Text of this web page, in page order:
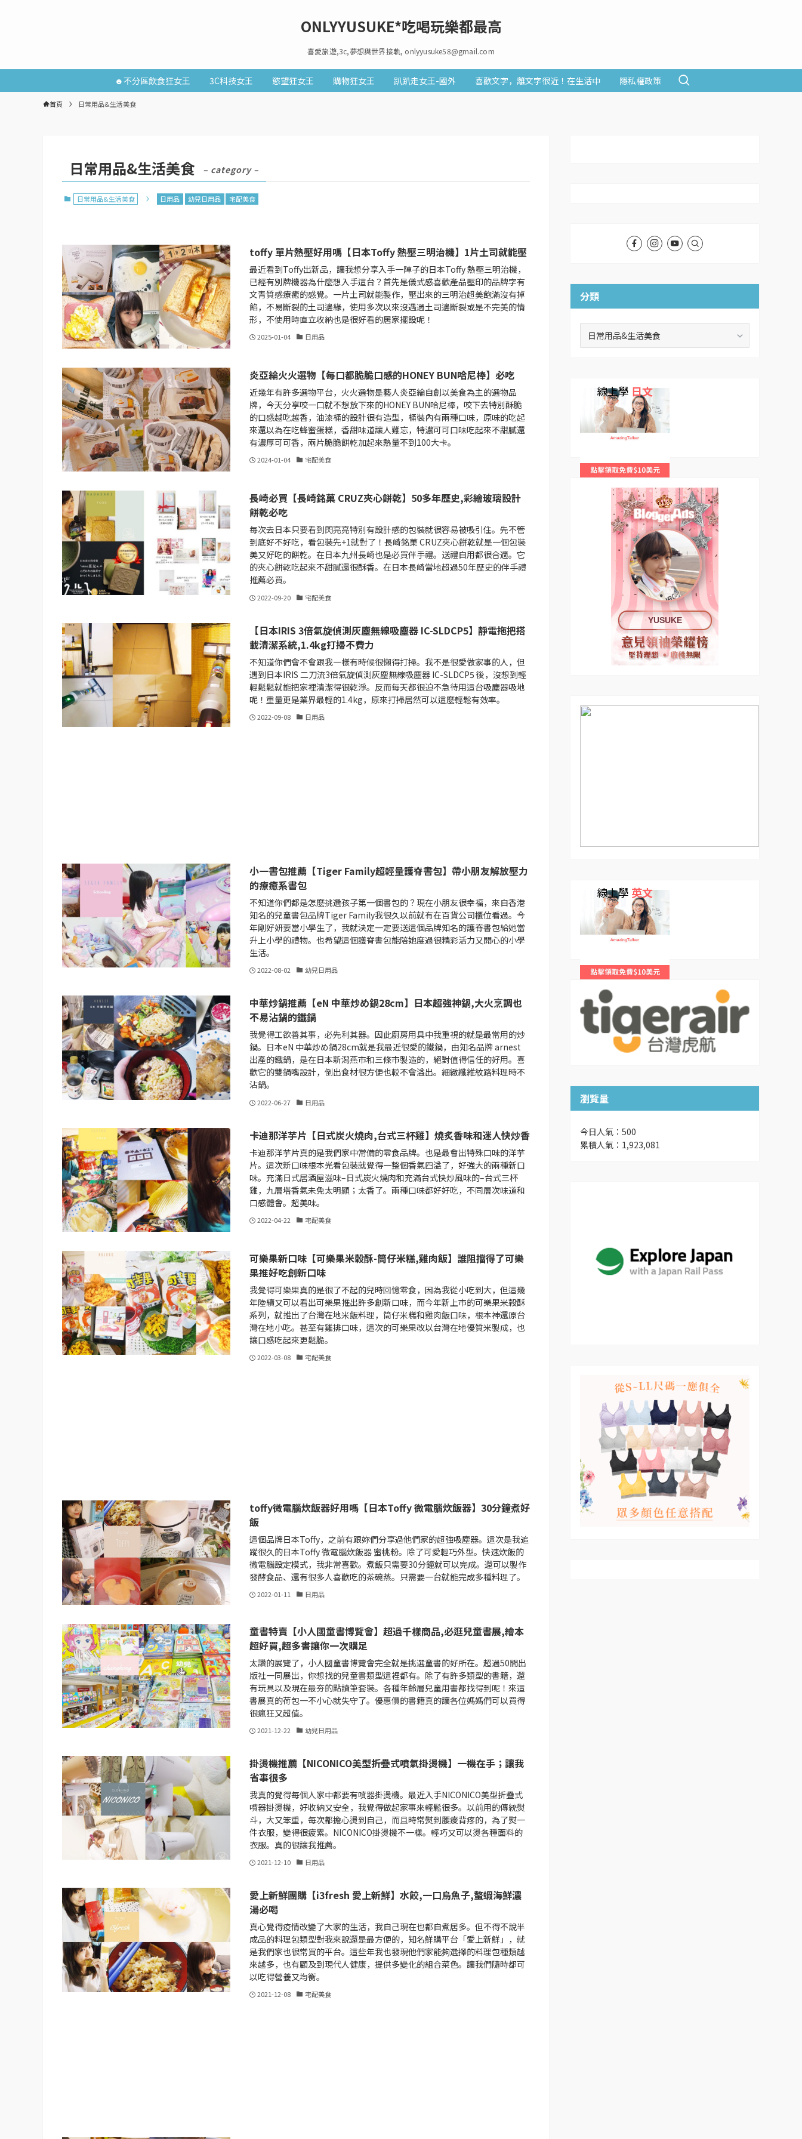
ONLYYUSUKE*吃喝玩樂都最高
喜愛旅遊,3c,夢想與世界接軌, onlyyusuke58@gmail.com
☻不分區飲食狂女王 3C科技女王 慾望狂女王 購物狂女王 趴趴走女王-國外 喜歡文字，離文字很近！在生活中 隱私權政策
首頁 日常用品&生活美食
日常用品&生活美食 – category –
日常用品&生活美食 日用品 幼兒日用品 宅配美食
toffy 單片熱壓好用嗎【日本Toffy 熱壓三明治機】1片土司就能壓
最近看到Toffy出新品，讓我想分享入手一陣子的日本Toffy 熱壓三明治機，
已經有別牌機器為什麼想入手這台？首先是儀式感喜歡產品壓印的品牌字有
文青質感療癒的感覺。一片土司就能製作，壓出來的三明治超美飽滿沒有掉
餡，不易斷裂的土司邊緣，使用多次以來沒遇過土司邊斷裂或是不完美的情
形，不使用時直立收納也是很好看的居家擺設呢！
2025-01-04 日用品
炎亞綸火火選物【每口都脆脆口感的HONEY BUN哈尼棒】必吃
近幾年有許多選物平台，火火選物是藝人炎亞綸自創以美食為主的選物品
牌，今天分享咬一口就不想放下來的HONEY BUN哈尼棒，咬下去特別酥脆
的口感越吃越香，油漆桶的設計很有造型，桶裝內有兩種口味，原味的吃起
來還以為在吃蜂蜜蛋糕，香甜味道讓人難忘，特濃可可口味吃起來不甜膩還
有濃厚可可香，兩片脆脆餅乾加起來熱量不到100大卡。
2024-01-04 宅配美食
長崎必買【長崎銘菓 CRUZ夾心餅乾】50多年歷史,彩繪玻璃設計
餅乾必吃
每次去日本只要看到閃亮亮特別有設計感的包裝就很容易被吸引住。先不管
到底好不好吃，看包裝先+1就對了！長崎銘菓 CRUZ夾心餅乾就是一個包裝
美又好吃的餅乾。在日本九州長崎也是必買伴手禮。送禮自用都很合適。它
的夾心餅乾吃起來不甜膩還很酥香。在日本長崎當地超過50年歷史的伴手禮
推薦必買。
2022-09-20 宅配美食
【日本IRIS 3倍氣旋偵測灰塵無線吸塵器 IC-SLDCP5】靜電拖把搭
載清潔系統,1.4kg打掃不費力
不知道你們會不會跟我一樣有時候很懶得打掃。我不是很愛做家事的人，但
遇到日本IRIS 二刀流3倍氣旋偵測灰塵無線吸塵器 IC-SLDCP5 後，沒想到輕
輕鬆鬆就能把家裡清潔得很乾淨。反而每天都很迫不急待用這台吸塵器吸地
呢！重量更是業界最輕的1.4kg，原來打掃居然可以這麼輕鬆有效率。
2022-09-08 日用品
小一書包推薦【Tiger Family超輕量護脊書包】帶小朋友解放壓力
的療癒系書包
不知道你們都是怎麼挑選孩子第一個書包的？現在小朋友很幸福，來自香港
知名的兒童書包品牌Tiger Family我很久以前就有在百貨公司櫃位看過。今
年剛好妍要當小學生了，我就決定一定要送這個品牌知名的護脊書包給她當
升上小學的禮物。也希望這個護脊書包能陪她度過很精彩活力又開心的小學
生活。
2022-08-02 幼兒日用品
中華炒鍋推薦【eN 中華炒め鍋28cm】日本超強神鍋,大火烹調也
不易沾鍋的鐵鍋
我覺得工欲善其事，必先利其器。因此廚房用具中我重視的就是最常用的炒
鍋。日本eN 中華炒め鍋28cm就是我最近很愛的鐵鍋，由知名品牌 arnest
出產的鐵鍋，是在日本新潟燕市和三條市製造的，絕對值得信任的好用。喜
歡它的雙鍋嘴設計，倒出食材很方便也較不會溢出。細緻纖維紋路料理時不
沾鍋。
2022-06-27 日用品
卡迪那洋芋片【日式炭火燒肉,台式三杯雞】燒炙香味和迷人快炒香
卡迪那洋芋片真的是我們家中常備的零食品牌。也是最會出特殊口味的洋芋
片。這次新口味根本光看包裝就覺得一整個香氣四溢了，好強大的兩種新口
味。充滿日式居酒屋滋味–日式炭火燒肉和充滿台式快炒風味的–台式三杯
雞，九層塔香氣未免太明顯；太香了。兩種口味都好好吃，不同層次味道和
口感體會。超美味。
2022-04-22 宅配美食
可樂果新口味【可樂果米穀酥-筒仔米糕,雞肉飯】誰阻擋得了可樂
果推好吃創新口味
我覺得可樂果真的是很了不起的兒時回憶零食，因為我從小吃到大，但這幾
年陸續又可以看出可樂果推出許多創新口味，而今年新上市的可樂果米穀酥
系列，就推出了台灣在地米飯料理，筒仔米糕和雞肉飯口味，根本神還原台
灣在地小吃。甚至有雞排口味，這次的可樂果改以台灣在地優質米製成，也
讓口感吃起來更鬆脆。
2022-03-08 宅配美食
toffy微電腦炊飯器好用嗎【日本Toffy 微電腦炊飯器】30分鐘煮好
飯
這個品牌日本Toffy，之前有跟妳們分享過他們家的超強吸塵器。這次是我追
蹤很久的日本Toffy 微電腦炊飯器 蜜桃粉。除了可愛輕巧外型。快速炊飯的
微電腦設定模式，我非常喜歡。煮飯只需要30分鐘就可以完成。還可以製作
發酵食品、還有很多人喜歡吃的茶碗蒸。只需要一台就能完成多種料理了。
2022-01-11 日用品
童書特賣【小人國童書博覽會】超過千樣商品,必逛兒童書展,繪本
超好買,超多書讓你一次購足
太讚的展覽了，小人國童書博覽會完全就是挑選童書的好所在。超過50間出
版社一同展出，你想找的兒童書類型這裡都有。除了有許多類型的書籍，還
有玩具以及現在最夯的點讀筆套裝。各種年齡層兒童用書都找得到呢！來這
書展真的荷包一不小心就失守了。優惠價的書籍真的讓各位媽媽們可以買得
很瘋狂又超值。
2021-12-22 幼兒日用品
掛燙機推薦【NICONICO美型折疊式噴氣掛燙機】一機在手；讓我
省事很多
我真的覺得每個人家中都要有噴器掛燙機。最近入手NICONICO美型折疊式
噴器掛燙機，好收納又安全，我覺得做起家事來輕鬆很多。以前用的傳統熨
斗，大又笨重，每次都擔心燙到自己，而且時常熨到腰痠背疼的，為了熨一
件衣服，變得很疲累。NICONICO掛燙機不一樣。輕巧又可以燙各種面料的
衣服。真的很讓我推薦。
2021-12-10 日用品
愛上新鮮團購【i3fresh 愛上新鮮】水餃,一口烏魚子,螯蝦海鮮濃
湯必喝
真心覺得疫情改變了大家的生活，我自己現在也都自煮居多。但不得不說半
成品的料理包類型對我來說還是最方便的，知名鮮購平台「愛上新鮮」，就
是我們家也很常買的平台。這些年我也發現他們家能夠選擇的料理包種類越
來越多，也有顧及到現代人健康，提供多變化的組合菜色。讓我們隨時都可
以吃得營養又均衡。
2021-12-08 宅配美食
分類
線上學 日文
YUSUKE
線上學 英文
瀏覽量
今日人氣：500
累積人氣：1,923,081